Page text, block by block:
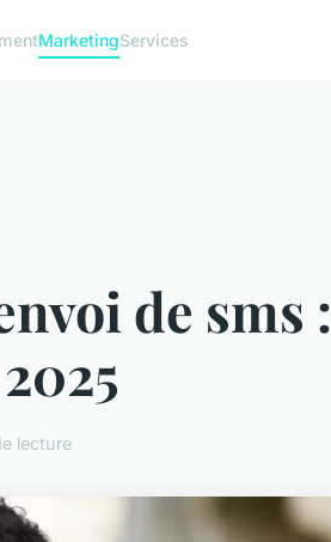
MarketingServices
de sms :
lecture